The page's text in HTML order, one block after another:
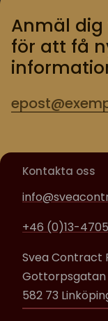
Anmäl
för att få
Kontakta oss
+46 (0)13-
Svea Contract
Gottorpsgatan
582 73